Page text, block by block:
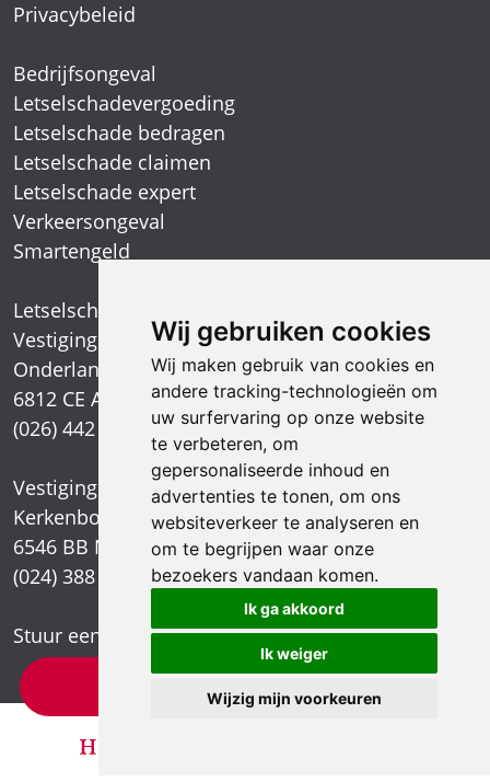
Wij gebruiken cookies
Wij maken gebruik van cookies en
andere tracking-technologieën om
uw surfervaring op onze website
te verbeteren, om
gepersonaliseerde inhoud en
advertenties te tonen, om ons
websiteverkeer te analyseren en
om te begrijpen waar onze
bezoekers vandaan komen.
Ik ga akkoord
Ik weiger
Wijzig mijn voorkeuren
×
Privacybeleid
Bedrijfsongeval
Letselschadevergoeding
Letselschade bedragen
Letselschade claimen
Letselschade expert
Verkeersongeval
Smartengeld
Letselschadespecialist
Vestiging Arnhem
Onderlangs 1
6812 CE Arnhem
(026) 442 39 13
Vestiging Nijmegen
Kerkenbos 1021
6546 BB Nijmegen
(024) 388 66 80
Stuur een e-mail